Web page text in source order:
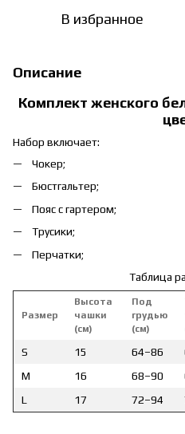
В избранное
Описание
Комплект женского
Набор включает:
Чокер;
Бюстгальтер;
Пояс с гартером;
Трусики;
Перчатки;
Таблица
Размер
Высота
чашки
(см)
Под
грудью
(см)
S 15 64–86
M
16 68–90
L
17 72–94